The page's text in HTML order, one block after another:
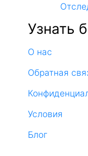
Узнать
О нас
Обратная
Условия
Блог